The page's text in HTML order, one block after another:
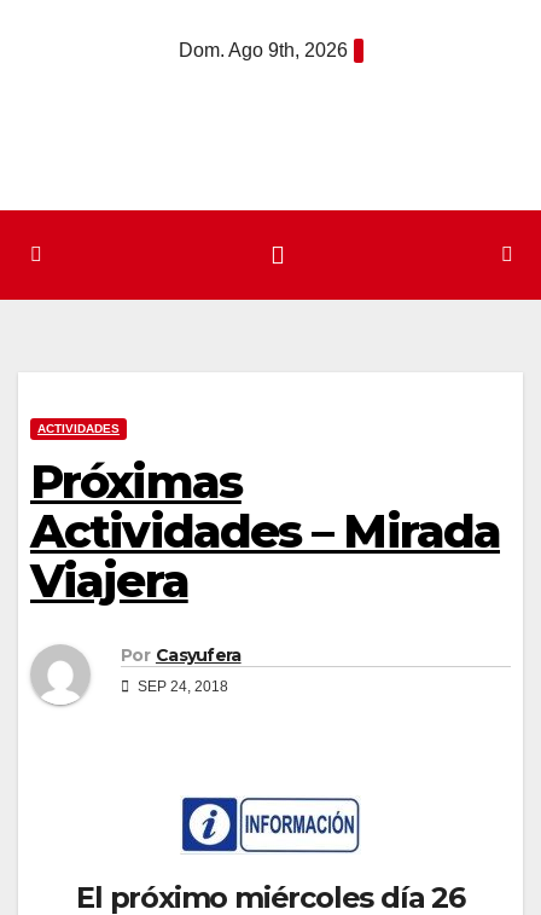
Dom. Ago 9th, 2026
ACTIVIDADES
Próximas
Actividades – Mirada
Viajera
Por Casyufera
SEP 24, 2018
El próximo miércoles día 26